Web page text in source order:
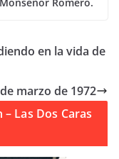
en la vida de
marzo de 1972
– Las Dos Caras